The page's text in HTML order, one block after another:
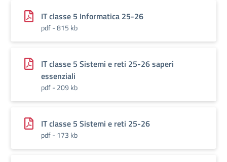
IT classe 5 Informatica 25-26
pdf - 815 kb
IT classe 5 Sistemi e reti 25-26 saperi
essenziali
pdf - 209 kb
IT classe 5 Sistemi e reti 25-26
pdf - 173 kb